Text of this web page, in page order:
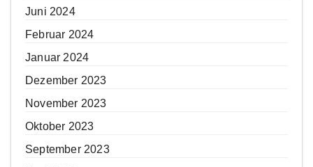
Juni 2024
Februar 2024
Januar 2024
Dezember 2023
November 2023
Oktober 2023
September 2023